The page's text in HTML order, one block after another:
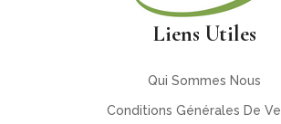
Liens Utiles
Qui Sommes Nous
Conditions Générales De